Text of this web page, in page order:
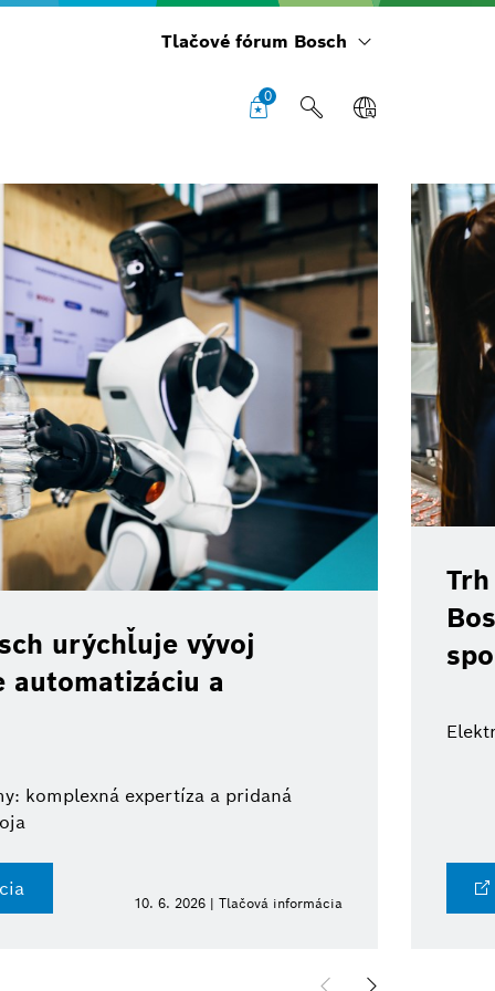
Tlačové fórum Bosch
0
urýchľuje vývoj
a
komplexná expertíza a pridaná
10. 6. 2026 | Tlačová informácia